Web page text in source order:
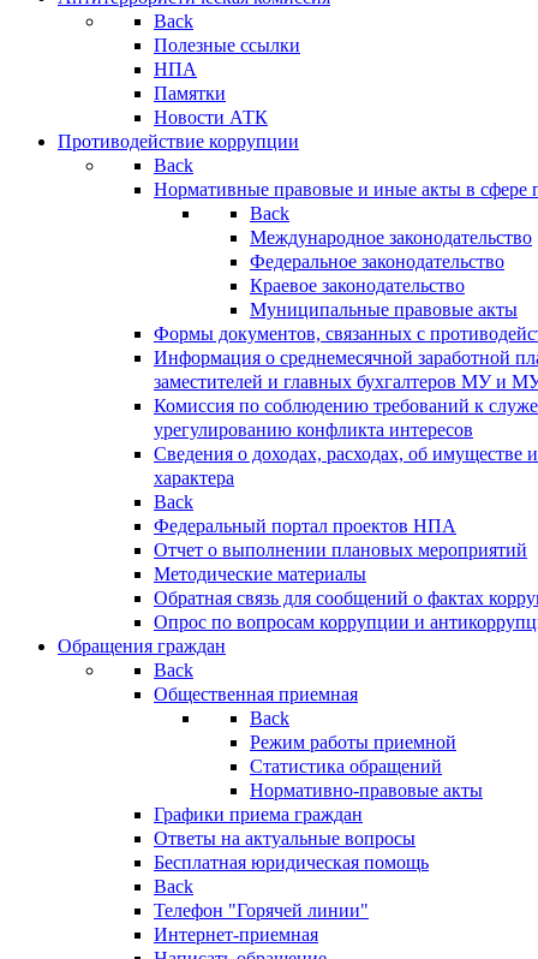
Back
Полезные ссылки
НПА
Памятки
Новости АТК
Противодействие коррупции
Back
Нормативные правовые и иные акты в сфере
Back
Международное законодательство
Федеральное законодательство
Краевое законодательство
Муниципальные правовые акты
Формы документов, связанных с
Информация о среднемесячной заработной
заместителей и главных бухгалтеров МУ и
Комиссия по соблюдению требований к
урегулированию конфликта интересов
Сведения о доходах, расходах, об имуществе
характера
Back
Федеральный портал проектов НПА
Отчет о выполнении плановых мероприятий
Методические материалы
Обратная связь для сообщений о фактах
Опрос по вопросам коррупции и
Обращения граждан
Back
Общественная приемная
Back
Режим работы приемной
Статистика обращений
Нормативно-правовые акты
Графики приема граждан
Ответы на актуальные вопросы
Бесплатная юридическая помощь
Back
Телефон "Горячей линии"
Интернет-приемная